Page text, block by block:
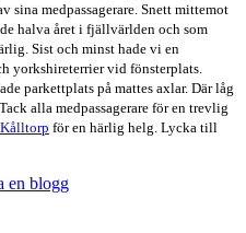
sina medpassagerare. Snett mittemot
halva året i fjällvärlden och som
Sist och minst hade vi en
yorkshireterrier vid fönsterplats.
parkettplats på mattes axlar. Där låg
alla medpassagerare för en trevlig
för en härlig helg. Lycka till
en blogg